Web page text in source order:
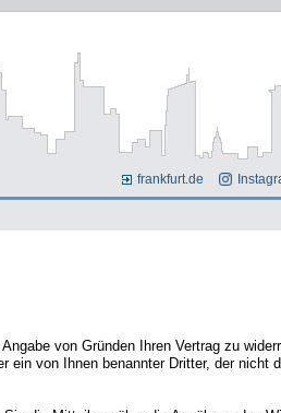
frankfurt.de
von Gründen Ihren Vertrag zu
ein von Ihnen benannter Dritter, der nicht